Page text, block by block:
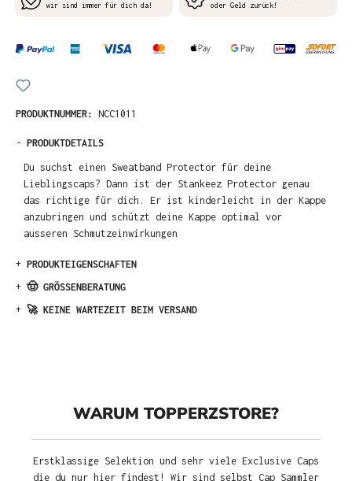
wir sind immer für dich da!
oder Geld zurück!
PRODUKTNUMMER: NCC1011
- PRODUKTDETAILS
Du suchst einen Sweatband Protector für deine
Lieblingscaps? Dann ist der Stankeez Protector genau
das richtige für dich. Er ist kinderleicht in der Kappe
anzubringen und schützt deine Kappe optimal vor
ausseren Schmutzeinwirkungen
+ PRODUKTEIGENSCHAFTEN
+ 🤠 GRÖSSENBERATUNG
+ 🚀 KEINE WARTEZEIT BEIM VERSAND
WARUM TOPPERZSTORE?
Erstklassige Selektion und sehr viele Exclusive Caps
die du nur hier findest! Wir sind selbst Cap Sammler